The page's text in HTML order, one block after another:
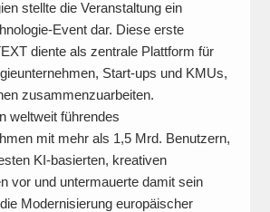
stellte die Veranstaltung ein
Event dar. Diese erste
diente als zentrale Plattform für
Start-ups und KMUs,
zusammenzuarbeiten.
weltweit führendes
mit mehr als 1,5 Mrd. Benutzern,
KI-basierten, kreativen
vor und untermauerte damit sein
Modernisierung europäischer